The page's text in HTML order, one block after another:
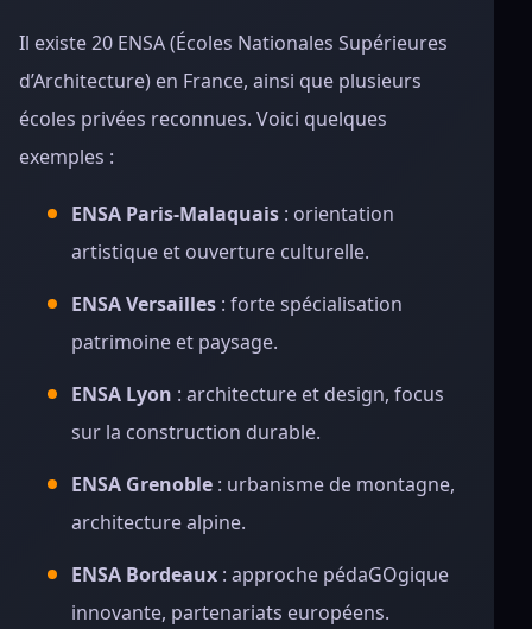
Il existe 20 ENSA (Écoles Nationales Supérieures
d’Architecture) en France, ainsi que plusieurs
écoles privées reconnues. Voici quelques
exemples :
ENSA Paris-Malaquais : orientation
artistique et ouverture culturelle.
ENSA Versailles : forte spécialisation
patrimoine et paysage.
ENSA Lyon : architecture et design, focus
sur la construction durable.
ENSA Grenoble : urbanisme de montagne,
architecture alpine.
ENSA Bordeaux : approche pédaGOgique
innovante, partenariats européens.